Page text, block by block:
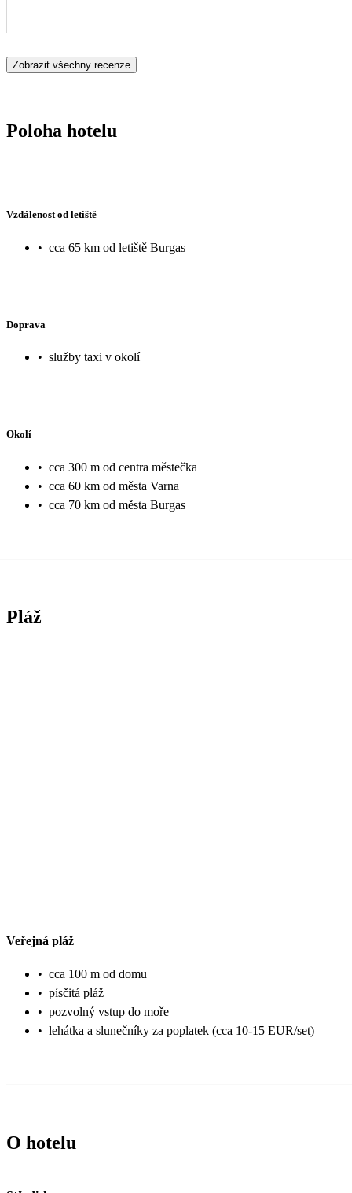
Zobrazit všechny recenze
Poloha hotelu
Vzdálenost od letiště
• cca 65 km od letiště Burgas
Doprava
• služby taxi v okolí
Okolí
• cca 300 m od centra městečka
• cca 60 km od města Varna
• cca 70 km od města Burgas
Pláž
Veřejná pláž
• cca 100 m od domu
• písčitá pláž
• pozvolný vstup do moře
• lehátka a slunečníky za poplatek (cca 10-15 EUR/set)
O hotelu